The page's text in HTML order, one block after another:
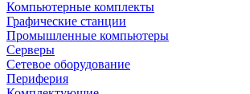
Компьютерные комплекты
Графические станции
Промышленные компьютеры
Серверы
Сетевое оборудование
Периферия